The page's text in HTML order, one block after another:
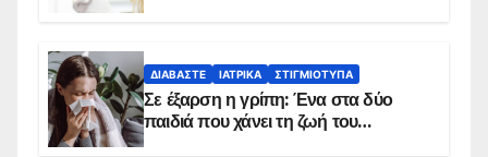
ΔΙΑΒΆΣΤΕ ΙΑΤΡΙΚΆ ΣΤΙΓΜΙΌΤΥΠΑ
Σε έξαρση η γρίπη: Ένα στα δύο
παιδιά που χάνει τη ζωή του